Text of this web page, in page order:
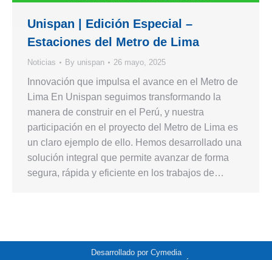
Unispan | Edición Especial –
Estaciones del Metro de Lima
Noticias By unispan 26 mayo, 2025
Innovación que impulsa el avance en el Metro de
Lima En Unispan seguimos transformando la
manera de construir en el Perú, y nuestra
participación en el proyecto del Metro de Lima es
un claro ejemplo de ello. Hemos desarrollado una
solución integral que permite avanzar de forma
segura, rápida y eficiente en los trabajos de…
Desarrollado por Cymedia